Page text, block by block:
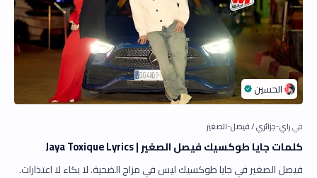
كلمات جايا طوكسيك فيصل الصغير | Jaya Toxique Lyrics
فيصل الصغير في جايا طوكسيك ليس في مزاج الضحية. لا بكاء لا اعتذارات.